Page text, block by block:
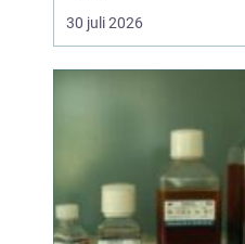
allt detta finns
riskutbildning, som
tanke: att ge blivande
förare en realistisk bild
av r...
30 juli 2026